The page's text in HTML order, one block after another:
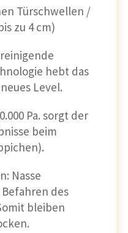
Türschwellen /
zu 4 cm)
hebt das
Level.
Pa. sorgt der
beim
Nasse
des
bleiben